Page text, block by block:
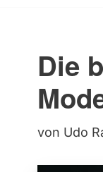
Die
von Udo